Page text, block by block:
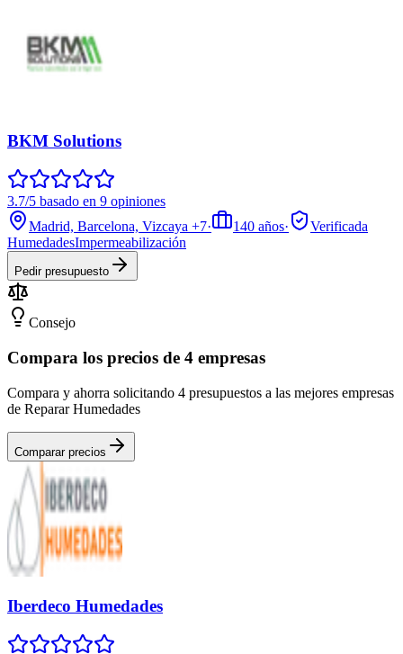
BKM Solutions
3.7/5 basado en 9 opiniones
Madrid, Barcelona, Vizcaya +7· 140 años·
Verificada
HumedadesImpermeabilización
Pedir presupuesto
Consejo
Compara los precios de 4 empresas
Compara y ahorra solicitando 4 presupuestos a las mejores empresas
de Reparar Humedades
Comparar precios
Iberdeco Humedades